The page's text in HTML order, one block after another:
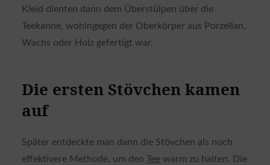
Kleid dienten dann dem Überstülpen über die
Teekanne, wohingegen der Oberkörper aus Porzellan,
Wachs oder Holz gefertigt war.
Die ersten Stövchen kamen
auf
Später entdeckte man dann die Stövchen als noch
effektivere Methode, um den Teewarm zu halten. Die